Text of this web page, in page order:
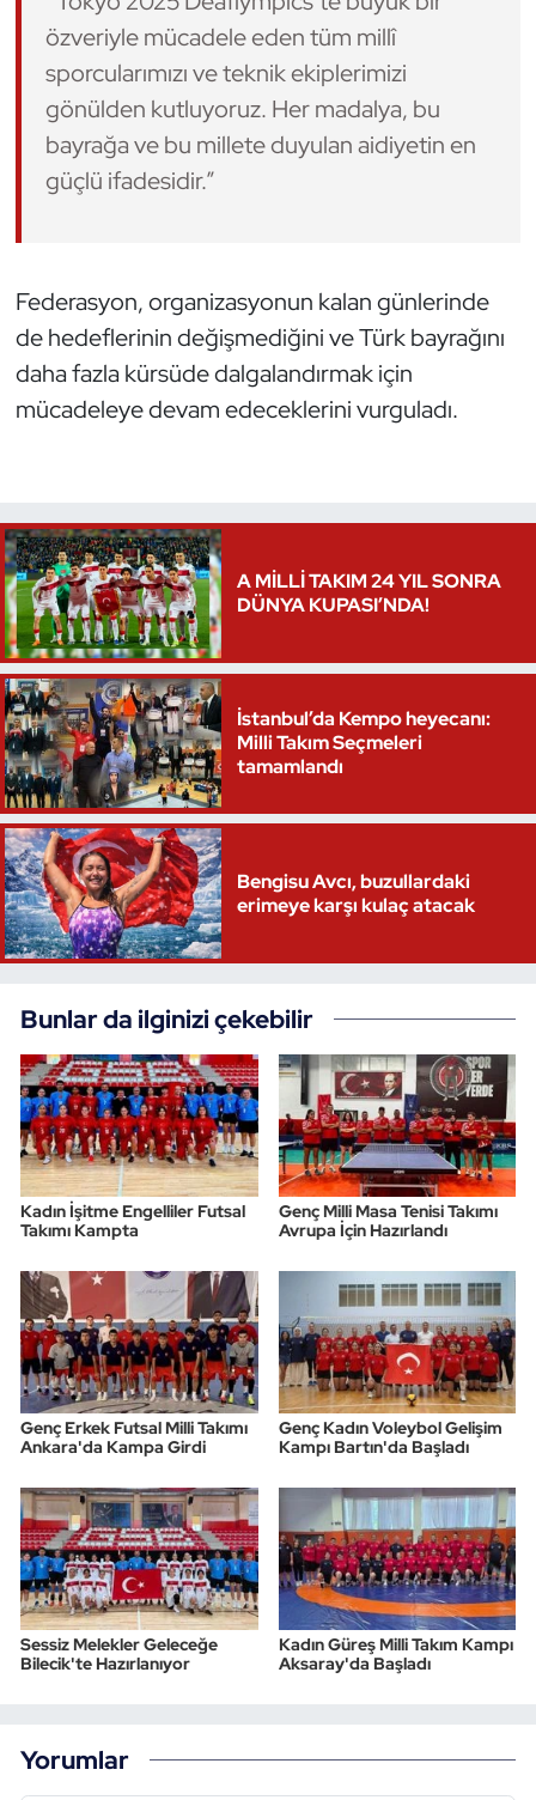
özveriyle mücadele eden tüm millî
sporcularımızı ve teknik ekiplerimizi
gönülden kutluyoruz. Her madalya, bu
bayrağa ve bu millete duyulan aidiyetin en
güçlü ifadesidir.”
Federasyon, organizasyonun kalan günlerinde
de hedeflerinin değişmediğini ve Türk bayrağını
daha fazla kürsüde dalgalandırmak için
mücadeleye devam edeceklerini vurguladı.
A MİLLİ TAKIM 24 YIL SONRA
DÜNYA KUPASI’NDA!
İstanbul’da Kempo heyecanı:
Milli Takım Seçmeleri
tamamlandı
Bengisu Avcı, buzullardaki
erimeye karşı kulaç atacak
Bunlar da ilginizi çekebilir
Kadın İşitme Engelliler Futsal
Takımı Kampta
Genç Milli Masa Tenisi Takımı
Avrupa İçin Hazırlandı
Genç Erkek Futsal Milli Takımı
Ankara'da Kampa Girdi
Genç Kadın Voleybol Gelişim
Kampı Bartın'da Başladı
Sessiz Melekler Geleceğe
Bilecik'te Hazırlanıyor
Kadın Güreş Milli Takım Kampı
Aksaray'da Başladı
Yorumlar
Triatlon
Voleybol
Vücut Geliştirme Fitness
Yelken
Yüzme